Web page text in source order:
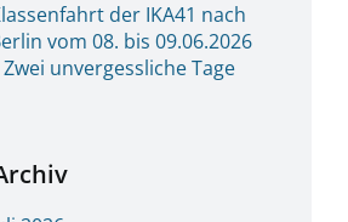
der IKA41 nach
vom 08. bis 09.06.2026
Zwei unvergessliche Tage